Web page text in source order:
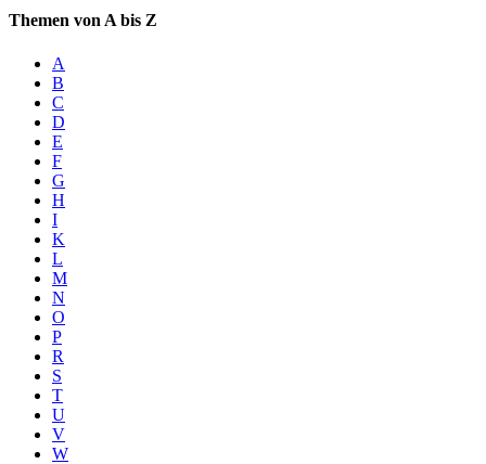
Themen von A bis Z
A
B
C
D
E
F
G
H
I
K
L
M
N
O
P
R
S
T
U
V
W